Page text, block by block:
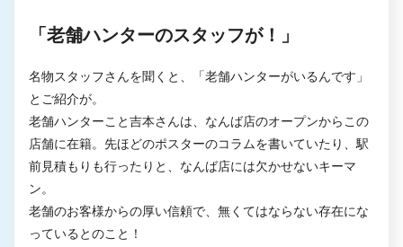
「老舗ハンターのスタッフが！」
名物スタッフさんを聞くと、「老舗ハンターがいるんです」
とご紹介が。
老舗ハンターこと吉本さんは、なんば店のオープンからこの
店舗に在籍。先ほどのポスターのコラムを書いていたり、駅
前見積もりも行ったりと、なんば店には欠かせないキーマ
ン。
老舗のお客様からの厚い信頼で、無くてはならない存在にな
っているとのこと！